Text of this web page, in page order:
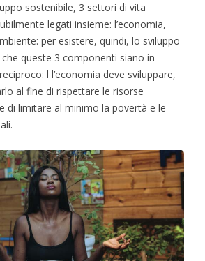
sostenibile, 3 settori di vita
legati insieme: l’economia,
per esistere, quindi, lo sviluppo
queste 3 componenti siano in
l l’economia deve sviluppare,
al fine di rispettare le risorse
di limitare al minimo la povertà e le